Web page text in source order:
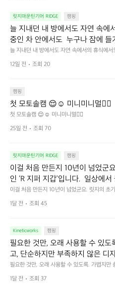
릿지마운틴기어 RIDGE 캠핑
늘 지내던 내 방에서도 자연 속에
중인 차 안에서도  누구나 잠에 들
걸리는 순간이 있습니다.  그럴
려보세요. 마치 암막 커튼을 조용
c® Wind Pro™의 온기가 눈가를
줍니다.  이 슬립 웜을 쓰는 것만으
이 됩니다.  안녕히 주무세요.
늘 지내던 내 방에서도 자연 속에서의 휴식에
구나 잠에 들기까지 조금 시간이 걸리는 순간이
게 눈을 가려보세요. 마치 암막 커튼을 조용히
밤이 됩니다.  안녕히 주무세요.
12일 전 조회 20
캠핑
첫 모토솔캠 😌☺️ 미니미니멀👌🏼
첫 모토솔캠 😌☺️ 미니미니멀👌🏼
25일 전 조회 70
릿지마운틴기어 RIDGE 캠핑
이걸 처음 만든지 10년이 넘었군
인 ‘R 지퍼 지갑’입니다.  일상에
어지는 물건에는 크기, 무게, 형태,
묘한 밸런스가 존재합니다.  예를
느라 책상 위 가장자리에 대충 걸
는 균형감에서 출발했습니다.  그
저히 집착했습니다. 튼튼한 내구
해치치 않는 선에서, 가장 가볍고
이 디자인과 사용감은, 꼭 직접
해 보시기를 바랍니다.
이걸 처음 만든지 10년이 넘었군요. 릿지의 초
다.  일상에서 늘 지니고 다니고 싶어지는 물건
사이의 아주 미묘한 밸런스가 존재합니다.  예
철저히 집착했습니다. 튼튼한 내구도와 넉넉한
서, 가장 가볍고 얇게 설계했습니다.  이 디자인
만져보며 경험해 보시기를 바랍니다.
1달 전 조회 45
Kineticworks 캠핑
필요한 것만, 오래 사용할 수 있도
고, 단순하지만 부족하지 않은 디
어의 경계를 자연스럽게 이어주는
GEAR. 키네틱웍스에서 만나보세요.
필요한 것만, 오래 사용할 수 있도록. 가볍지만
지 않은 디자인. 일상과 아웃도어의 경계를 자
OUNTAIN GEAR. 키네틱웍스에서 만나보세요.
1달 전 조회 37